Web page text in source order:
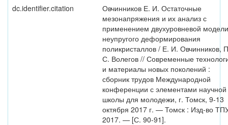
dc.identifier.citation
Овчинников Е. И. Остаточные
мезонапряжения и их анализ с
применением двухуровневой модели
неупругого деформирования
поликристаллов / Е. И. Овчинников,
С. Волегов // Современные
и материалы новых поколений :
сборник трудов Международной
конференции с элементами научной
школы для молодежи, г. Томск, 9-13
октября 2017 г. — Томск : Изд-во
2017. — [С. 90-91].